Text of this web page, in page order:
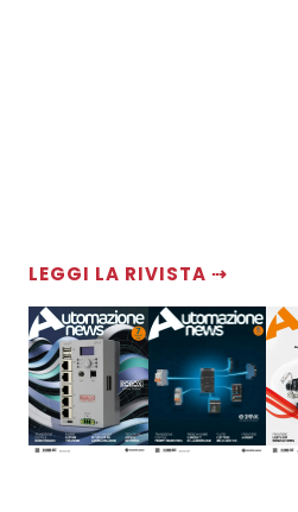
LEGGI LA RIVISTA ⇢